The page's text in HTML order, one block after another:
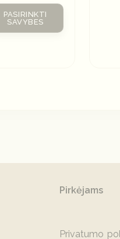
PASIRINKTI
SAVYBES
Pirkėjams
Privatumo